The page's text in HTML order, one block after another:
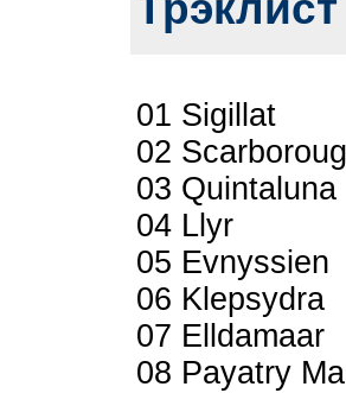
01 Sigillat
02
03 Quintaluna
04 Llyr
05 Evnyssien
06 Klepsydra
07 Elldamaar
08 Payatry